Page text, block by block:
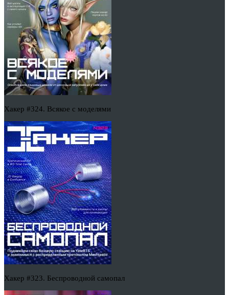
Хакер #324. Всякое с моделями
Хакер #323. Беспроводной самопал